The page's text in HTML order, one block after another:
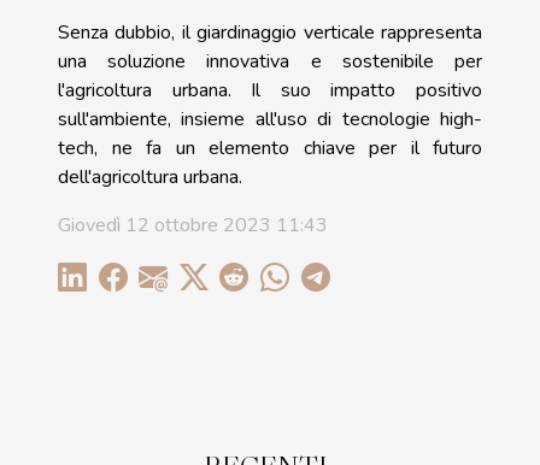
Senza dubbio, il giardinaggio verticale rappresenta
una soluzione innovativa e sostenibile per
l'agricoltura urbana. Il suo impatto positivo
sull'ambiente, insieme all'uso di tecnologie high-
tech, ne fa un elemento chiave per il futuro
dell'agricoltura urbana.
Giovedì 12 ottobre 2023 11:43